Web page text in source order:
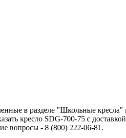
в разделе "Школьные кресла"
кресло SDG-700-75 с
вопросы - 8 (800) 222-06-81.